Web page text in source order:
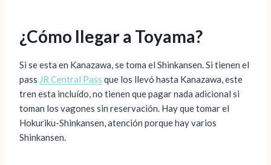
¿Cómo llegar a Toyama?
Si se esta en Kanazawa, se toma el Shinkansen. Si tienen el
pass JR Central Pass que los llevó hasta Kanazawa, este
tren esta incluído, no tienen que pagar nada adicional si
toman los vagones sin reservación. Hay que tomar el
Hokuriku-Shinkansen, atención porque hay varios
Shinkansen.